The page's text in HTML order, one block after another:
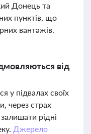
Донець та
пунктів, що
вантажів.
від
у підвалах своїх
через страх
рідні
Джерело